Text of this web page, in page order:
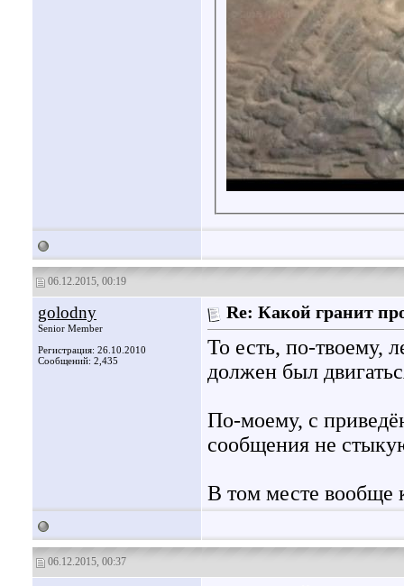
06.12.2015, 00:19
golodny
Senior Member
Регистрация: 26.10.2010
Сообщений: 2,435
Re: Какой гранит
То есть, по-твоему,
должен был
По-моему, с
сообщения не
В том месте вообще
06.12.2015, 00:37